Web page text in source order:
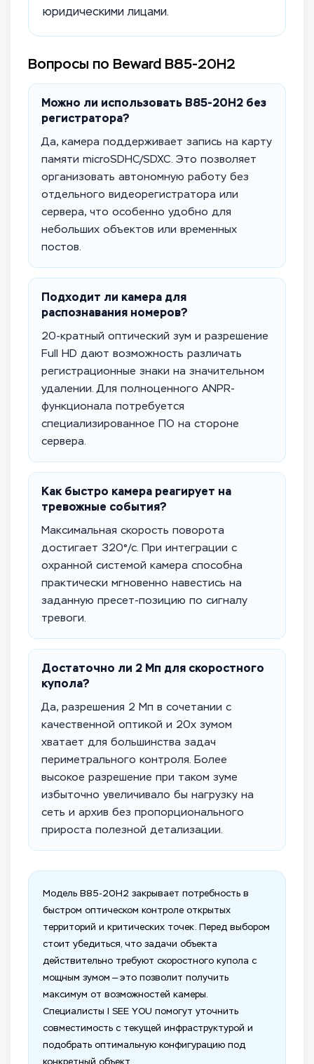
юридическими лицами.
Вопросы по Beward B85-20H2
Можно ли использовать B85-20H2 без
регистратора?
Да, камера поддерживает запись на карту
памяти microSDHC/SDXC. Это позволяет
организовать автономную работу без
отдельного видеорегистратора или
сервера, что особенно удобно для
небольших объектов или временных
постов.
Подходит ли камера для
распознавания номеров?
20-кратный оптический зум и разрешение
Full HD дают возможность различать
регистрационные знаки на значительном
удалении. Для полноценного ANPR-
функционала потребуется
специализированное ПО на стороне
сервера.
Как быстро камера реагирует на
тревожные события?
Максимальная скорость поворота
достигает 320°/с. При интеграции с
охранной системой камера способна
практически мгновенно навестись на
заданную пресет-позицию по сигналу
тревоги.
Достаточно ли 2 Мп для скоростного
купола?
Да, разрешения 2 Мп в сочетании с
качественной оптикой и 20x зумом
хватает для большинства задач
периметрального контроля. Более
высокое разрешение при таком зуме
избыточно увеличивало бы нагрузку на
сеть и архив без пропорционального
прироста полезной детализации.
Модель B85-20H2 закрывает потребность в
быстром оптическом контроле открытых
территорий и критических точек. Перед выбором
стоит убедиться, что задачи объекта
действительно требуют скоростного купола с
мощным зумом — это позволит получить
максимум от возможностей камеры.
Специалисты I SEE YOU помогут уточнить
совместимость с текущей инфраструктурой и
подобрать оптимальную конфигурацию под
конкретный объект.